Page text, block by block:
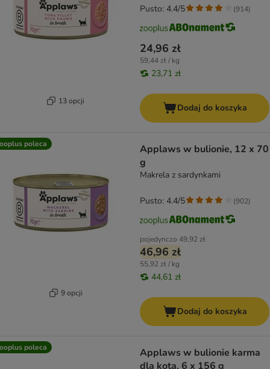
13 opcji
24,96 zł
59,44 zł / kg
23,71 zł
Pusto: 4.4/5 (914)
Dodaj do koszyka
poleca
9 opcji
Applaws w bulionie, 12 x 70
g
Makrela z sardynkami
pojedynczo 49,92 zł
46,96 zł
55,92 zł / kg
44,61 zł
Pusto: 4.4/5 (902)
Dodaj do koszyka
poleca
Applaws w bulionie karma
dla kota, 6 x 156 g